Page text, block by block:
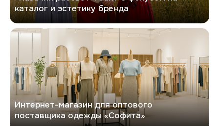
каталог и эстетику бренда
Софита
Интернет-магазин для оптового
поставщика одежды «Софита»